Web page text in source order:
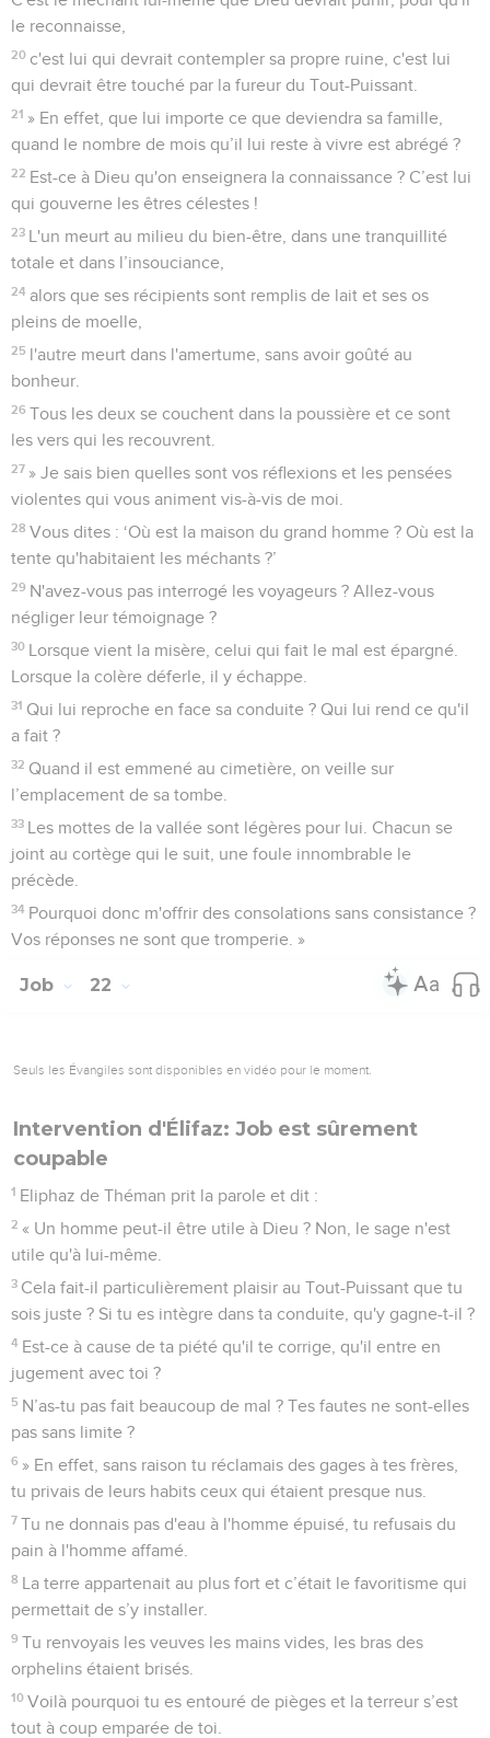
le reconnaisse,
20 c'est lui qui devrait contempler sa propre ruine, c'est lui
qui devrait être touché par la fureur du Tout-Puissant.
21 » En effet, que lui importe ce que deviendra sa famille,
quand le nombre de mois qu’il lui reste à vivre est abrégé ?
22 Est-ce à Dieu qu'on enseignera la connaissance ? C’est lui
qui gouverne les êtres célestes !
23 L'un meurt au milieu du bien-être, dans une tranquillité
totale et dans l’insouciance,
24 alors que ses récipients sont remplis de lait et ses os
pleins de moelle,
25 l'autre meurt dans l'amertume, sans avoir goûté au
bonheur.
26 Tous les deux se couchent dans la poussière et ce sont
les vers qui les recouvrent.
27 » Je sais bien quelles sont vos réflexions et les pensées
violentes qui vous animent vis-à-vis de moi.
28 Vous dites : ‘Où est la maison du grand homme ? Où est la
tente qu'habitaient les méchants ?’
29 N'avez-vous pas interrogé les voyageurs ? Allez-vous
négliger leur témoignage ?
30 Lorsque vient la misère, celui qui fait le mal est épargné.
Lorsque la colère déferle, il y échappe.
31 Qui lui reproche en face sa conduite ? Qui lui rend ce qu'il
a fait ?
32 Quand il est emmené au cimetière, on veille sur
l’emplacement de sa tombe.
33 Les mottes de la vallée sont légères pour lui. Chacun se
joint au cortège qui le suit, une foule innombrable le
précède.
34 Pourquoi donc m'offrir des consolations sans consistance ?
Vos réponses ne sont que tromperie. »
Job 22
Seuls les Évangiles sont disponibles en vidéo pour le moment.
Intervention d'Élifaz: Job est sûrement
coupable
1 Eliphaz de Théman prit la parole et dit :
2 « Un homme peut-il être utile à Dieu ? Non, le sage n'est
utile qu'à lui-même.
3 Cela fait-il particulièrement plaisir au Tout-Puissant que tu
sois juste ? Si tu es intègre dans ta conduite, qu'y gagne-t-il ?
4 Est-ce à cause de ta piété qu'il te corrige, qu'il entre en
jugement avec toi ?
5 N’as-tu pas fait beaucoup de mal ? Tes fautes ne sont-elles
pas sans limite ?
6 » En effet, sans raison tu réclamais des gages à tes frères,
tu privais de leurs habits ceux qui étaient presque nus.
7 Tu ne donnais pas d'eau à l'homme épuisé, tu refusais du
pain à l'homme affamé.
8 La terre appartenait au plus fort et c’était le favoritisme qui
permettait de s’y installer.
9 Tu renvoyais les veuves les mains vides, les bras des
orphelins étaient brisés.
10 Voilà pourquoi tu es entouré de pièges et la terreur s’est
tout à coup emparée de toi.